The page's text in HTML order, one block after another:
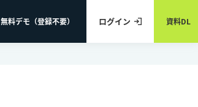
無料デモ（登録不要） ログイン 資料DL